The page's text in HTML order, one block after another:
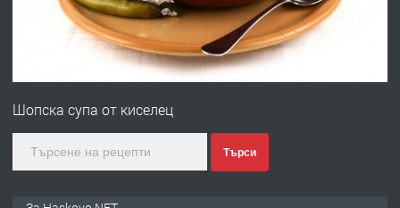
преди 2 дни
Продавам парцел в гр. Хасково кв.
асфалт 0889 537 426
Шопска супа от киселец
Търси